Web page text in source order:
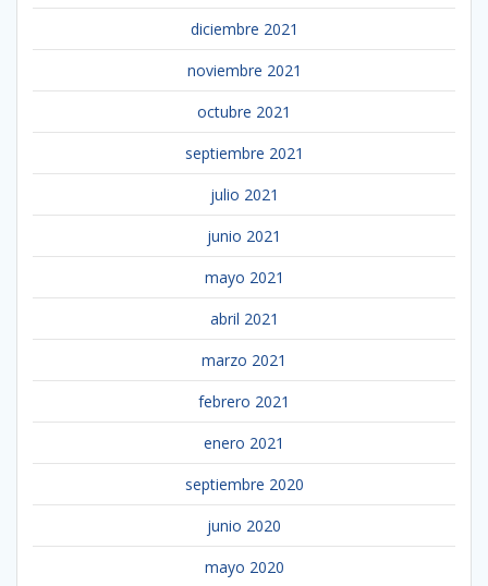
diciembre 2021
noviembre 2021
octubre 2021
septiembre 2021
julio 2021
junio 2021
mayo 2021
abril 2021
marzo 2021
febrero 2021
enero 2021
septiembre 2020
junio 2020
mayo 2020